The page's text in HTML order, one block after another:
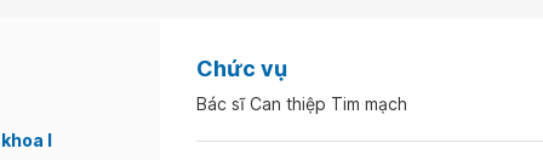
I
Chức vụ
Bác sĩ Can thiệp Tim mạch